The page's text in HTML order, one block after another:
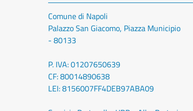
Comune di Napoli
Palazzo San Giacomo, Piazza Municipio
- 80133
P. IVA: 01207650639
CF: 80014890638
LEI: 8156007FF4DEB97ABA09